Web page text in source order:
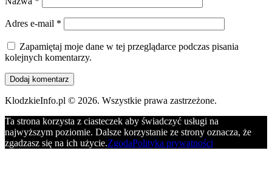
Adres e-mail *
Zapamiętaj moje dane w tej przeglądarce podczas pisania
kolejnych komentarzy.
KlodzkieInfo.pl © 2026. Wszystkie prawa zastrzeżone.
Ta strona korzysta z ciasteczek aby świadczyć usługi na
najwyższym poziomie. Dalsze korzystanie ze strony oznacza, że
zgadzasz się na ich użycie.ZgodaPolityka prywatności